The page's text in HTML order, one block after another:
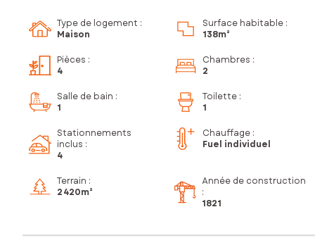
Type de logement :
Maison
Surface habitable :
138m²
Pièces :
4
Chambres :
2
Salle de bain :
1
Toilette :
1
Stationnements
inclus :
4
Chauffage :
Fuel individuel
Terrain :
2 420m²
Année de construction
:
1821